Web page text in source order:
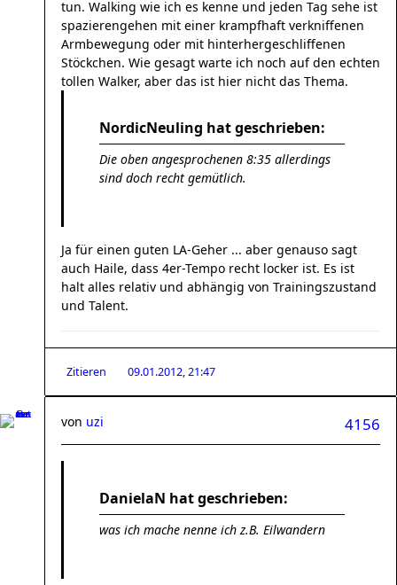
tun. Walking wie ich es kenne und jeden Tag sehe ist
spazierengehen mit einer krampfhaft verkniffenen
Armbewegung oder mit hinterhergeschliffenen
Stöckchen. Wie gesagt warte ich noch auf den echten
tollen Walker, aber das ist hier nicht das Thema.
NordicNeuling hat geschrieben:
Die oben angesprochenen 8:35 allerdings
sind doch recht gemütlich.
Ja für einen guten LA-Geher ... aber genauso sagt
auch Haile, dass 4er-Tempo recht locker ist. Es ist
halt alles relativ und abhängig von Trainingszustand
und Talent.
Zitieren 09.01.2012, 21:47
4156
von uzi
DanielaN hat geschrieben:
was ich mache nenne ich z.B. Eilwandern